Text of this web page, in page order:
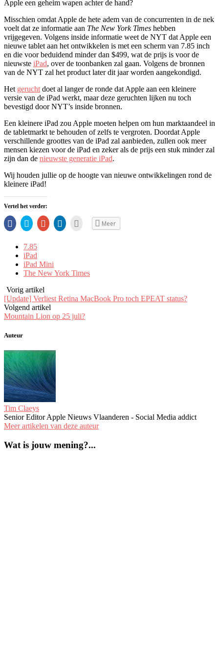
Apple een geheim wapen achter de hand?
Misschien omdat Apple de hete adem van de concurrenten in de nek
voelt dat ze informatie aan The New York Times hebben
vrijgegeven. Volgens inside informatie weet de NYT dat Apple een
nieuwe tablet aan het ontwikkelen is met een scherm van 7.85 inch
en die voor beduidend minder dan $499, wat de prijs is voor de
nieuwste iPad, over de toonbanken zal gaan. Volgens de bronnen
van de NYT zal het product later dit jaar worden aangekondigd.
Het gerucht doet al langer de ronde dat Apple aan een kleinere
versie van de iPad werkt, maar deze geruchten lijken nu toch
bevestigd door NYT’s inside bronnen.
Een kleinere iPad zou Apple moeten helpen om hun marktaandeel in
de tabletmarkt te behouden of zelfs te vergroten. Doordat Apple
verschillende groottes van de iPad zal aanbieden, zullen ook meer
mensen kiezen voor de iPad en zeker als de prijs een stuk minder zal
zijn dan de nieuwste generatie iPad.
Wij houden jullie op de hoogte van nieuwe ontwikkelingen rond de
kleinere iPad!
Vertel het verder:
Share
op
Facebook
in
een
nieuw
venster)
Klik
om
via
Twitter
(Opent
in
een
nieuw
Klik
om
in
een
nieuw
Klik
om
een
nieuw(Opent
venster)
Meer
7.85
iPad
iPad Mini
The New York Times
Vorig artikel
[Update] Verliest Retina MacBook Pro toch EPEAT status?
Volgend artikel
Mountain Lion op 25 juli?
Auteur
Tim Claeys
Senior Editor Apple Nieuws Vlaanderen - Social Media addict
Meer artikelen van deze auteur
Wat is jouw mening?...